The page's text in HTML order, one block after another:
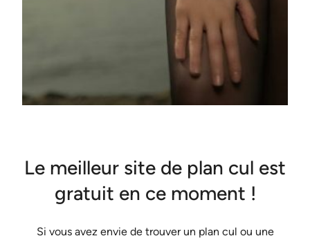
Le meilleur site de plan cul est
gratuit en ce moment !
Si vous avez envie de trouver un plan cul ou une